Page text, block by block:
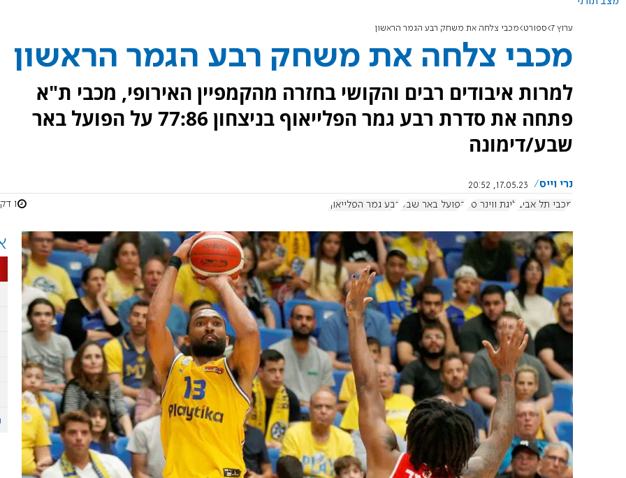
ערוץ 7 ספורט מכבי צלחה את משחק רבע הגמר הראשון
מכבי צלחה את משחק רבע הגמר הראשון
למרות איבודים רבים והקושי בחזרה מהקמפיין האירופי, מכבי ת"א
פתחה את סדרת רבע גמר הפלייאוף בניצחון 77:86 על הפועל באר
שבע/דימונה
נרי וייס
17.05.23, 20:52
מכבי תל אביב ליגת ווינר סל הפועל באר שבע רבע גמר הפלייאוף 1 דקות